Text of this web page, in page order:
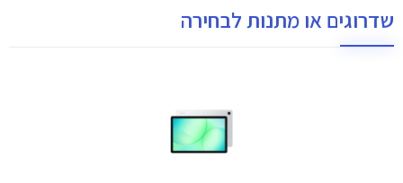
שדרוגים או מתנות לבחירה